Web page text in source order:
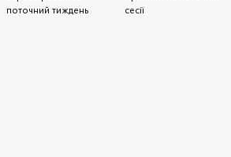
поточний тиждень
сесії